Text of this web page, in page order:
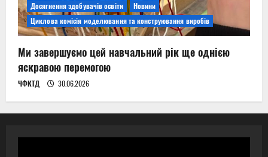
Досягнення здобувачів освіти
Новини
Циклова комісія моделювання та конструювання виробів
Ми завершуємо цей навчальний рік ще однією
яскравою перемогою
ЧФКТД 30.06.2026